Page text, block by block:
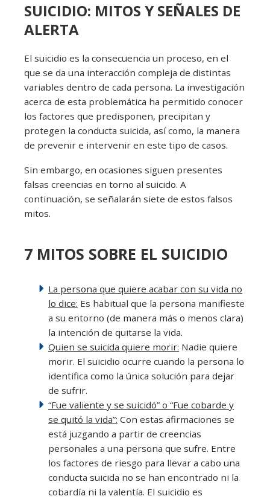
SUICIDIO: MITOS Y SEÑALES DE
ALERTA
El suicidio es la consecuencia un proceso, en el
que se da una interacción compleja de distintas
variables dentro de cada persona. La investigación
acerca de esta problemática ha permitido conocer
los factores que predisponen, precipitan y
protegen la conducta suicida, así como, la manera
de prevenir e intervenir en este tipo de casos.
Sin embargo, en ocasiones siguen presentes
falsas creencias en torno al suicido. A
continuación, se señalarán siete de estos falsos
mitos.
7 MITOS SOBRE EL SUICIDIO
La persona que quiere acabar con su vida no
lo dice: Es habitual que la persona manifieste
a su entorno (de manera más o menos clara)
la intención de quitarse la vida.
Quien se suicida quiere morir: Nadie quiere
morir. El suicidio ocurre cuando la persona lo
identifica como la única solución para dejar
de sufrir.
“Fue valiente y se suicidó” o “Fue cobarde y
se quitó la vida”: Con estas afirmaciones se
está juzgando a partir de creencias
personales a una persona que sufre. Entre
los factores de riesgo para llevar a cabo una
conducta suicida no se han encontrado ni la
cobardía ni la valentía. El suicidio es